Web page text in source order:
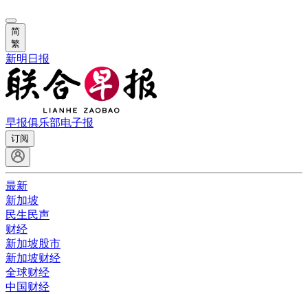
简
繁
新明日报
早报俱乐部电子报
订阅
最新
新加坡
民生民声
财经
新加坡股市
新加坡财经
全球财经
中国财经